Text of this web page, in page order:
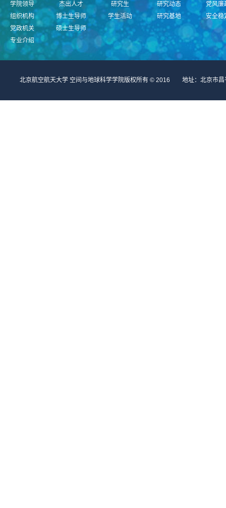
学院领导
组织机构
党政机关
专业介绍
杰出人才
博士生导师
硕士生导师
研究生
学生活动
研究动态
研究基地
党风廉
安全稳
北京航空航天大学 空间与地球科学学院版权所有 © 2016 地址：北京